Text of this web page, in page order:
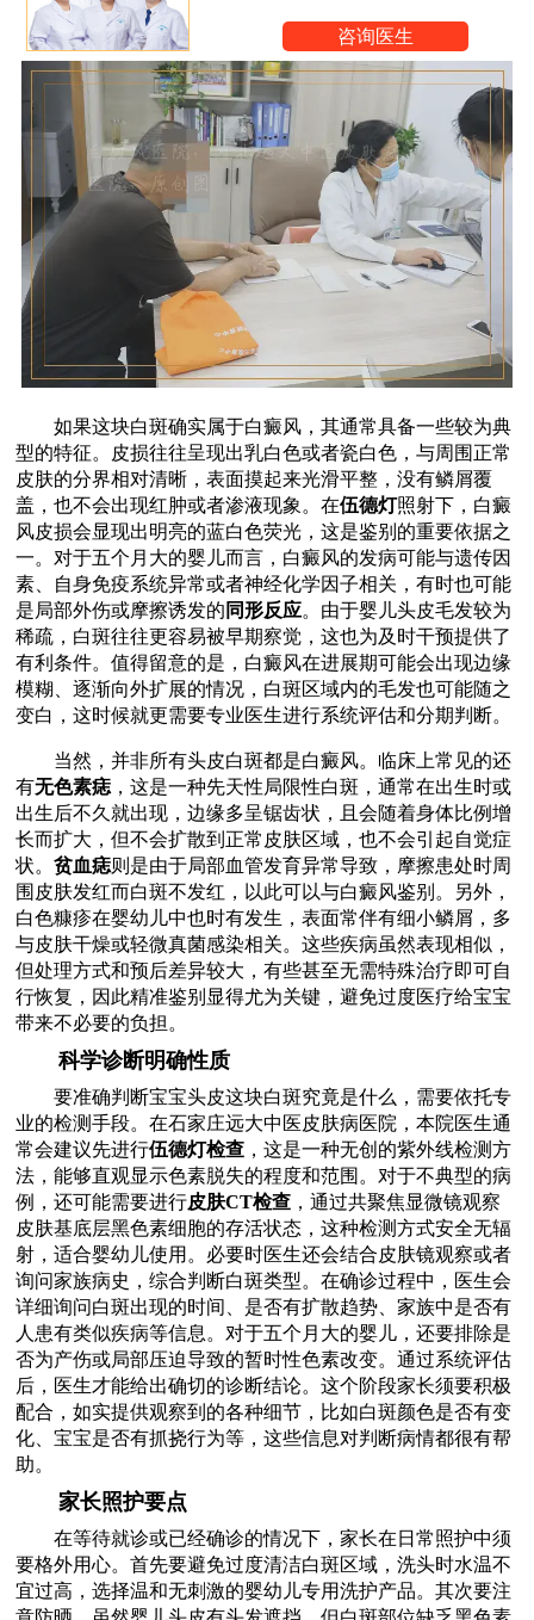
咨询医生
如果这块白斑确实属于白癜风，其通常具备一些较为典
型的特征。皮损往往呈现出乳白色或者瓷白色，与周围正常
皮肤的分界相对清晰，表面摸起来光滑平整，没有鳞屑覆
盖，也不会出现红肿或者渗液现象。在伍德灯照射下，白癜
风皮损会显现出明亮的蓝白色荧光，这是鉴别的重要依据之
一。对于五个月大的婴儿而言，白癜风的发病可能与遗传因
素、自身免疫系统异常或者神经化学因子相关，有时也可能
是局部外伤或摩擦诱发的 同形反应。由于婴儿头皮毛发较为
稀疏，白斑往往更容易被早期察觉，这也为及时干预提供了
有利条件。值得留意的是，白癜风在进展期可能会出现边缘
模糊、逐渐向外扩展的情况，白斑区域内的毛发也可能随之
变白，这时候就更需要专业医生进行系统评估和分期判断。
当然，并非所有头皮白斑都是白癜风。临床上常见的还
有无色素痣 ，这是一种先天性局限性白斑，通常在出生时或
出生后不久就出现，边缘多呈锯齿状，且会随着身体比例增
长而扩大，但不会扩散到正常皮肤区域，也不会引起自觉症
状。贫血痣则是由于局部血管发育异常导致，摩擦患处时周
围皮肤发红而白斑不发红，以此可以与白癜风鉴别。另外，
白色糠疹在婴幼儿中也时有发生，表面常伴有细小鳞屑，多
与皮肤干燥或轻微真菌感染相关。这些疾病虽然表现相似，
但处理方式和预后差异较大，有些甚至无需特殊治疗即可自
行恢复，因此精准鉴别显得尤为关键，避免过度医疗给宝宝
带来不必要的负担。
科学诊断明确性质
要准确判断宝宝头皮这块白斑究竟是什么，需要依托专
业的检测手段。在石家庄远大中医皮肤病医院，本院医生通
常会建议先进行伍德灯检查 ，这是一种无创的紫外线检测方
法，能够直观显示色素脱失的程度和范围。对于不典型的病
例，还可能需要进行皮肤CT检查 ，通过共聚焦显微镜观察
皮肤基底层黑色素细胞的存活状态，这种检测方式安全无辐
射，适合婴幼儿使用。必要时医生还会结合皮肤镜观察或者
询问家族病史，综合判断白斑类型。在确诊过程中，医生会
详细询问白斑出现的时间、是否有扩散趋势、家族中是否有
人患有类似疾病等信息。对于五个月大的婴儿，还要排除是
否为产伤或局部压迫导致的暂时性色素改变。通过系统评估
后，医生才能给出确切的诊断结论。这个阶段家长须要积极
配合，如实提供观察到的各种细节，比如白斑颜色是否有变
化、宝宝是否有抓挠行为等，这些信息对判断病情都很有帮
助。
家长照护要点
在等待就诊或已经确诊的情况下，家长在日常照护中须
要格外用心。首先要避免过度清洁白斑区域，洗头时水温不
宜过高，选择温和无刺激的婴幼儿专用洗护产品。其次要注